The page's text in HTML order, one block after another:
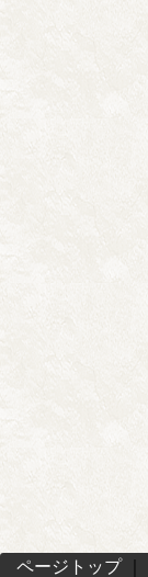
ページトップ｜